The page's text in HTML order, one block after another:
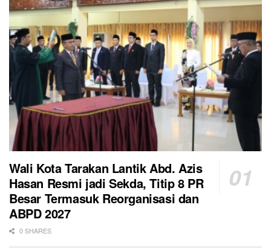
Wali Kota Tarakan Lantik Abd. Azis
Hasan Resmi jadi Sekda, Titip 8 PR
Besar Termasuk Reorganisasi dan
ABPD 2027
0 SHARES